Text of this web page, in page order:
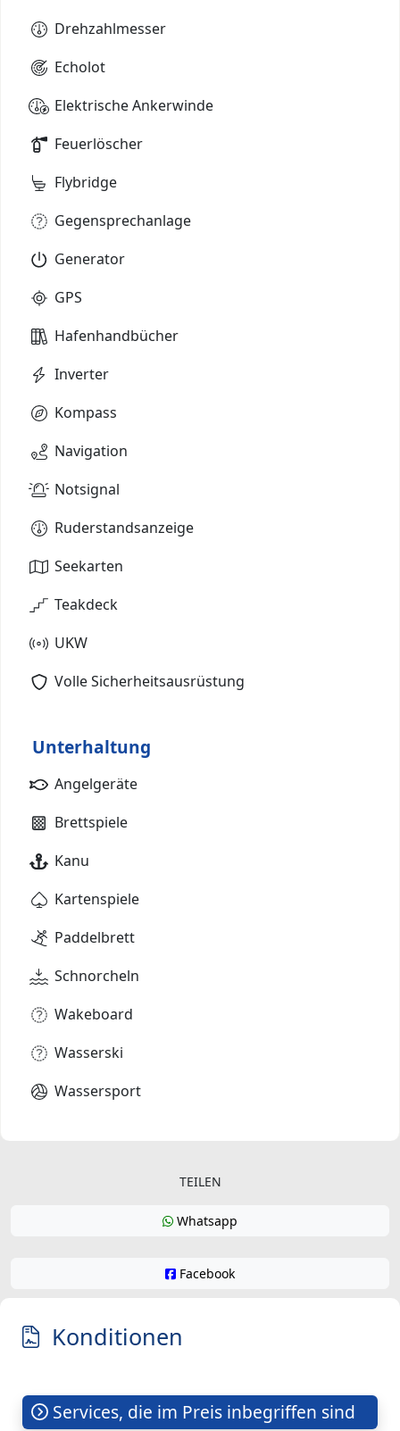
Drehzahlmesser
Echolot
Elektrische Ankerwinde
Feuerlöscher
Flybridge
Gegensprechanlage
Generator
GPS
Hafenhandbücher
Inverter
Kompass
Navigation
Notsignal
Ruderstandsanzeige
Seekarten
Teakdeck
UKW
Volle Sicherheitsausrüstung
Unterhaltung
Angelgeräte
Brettspiele
Kanu
Kartenspiele
Paddelbrett
Schnorcheln
Wakeboard
Wasserski
Wassersport
TEILEN
Whatsapp
Facebook
Konditionen
Services, die im Preis inbegriffen sind